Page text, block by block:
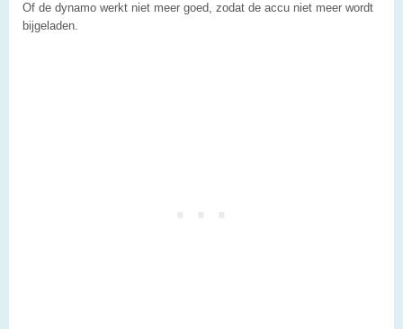
Of de dynamo werkt niet meer goed, zodat de accu niet meer wordt
bijgeladen.